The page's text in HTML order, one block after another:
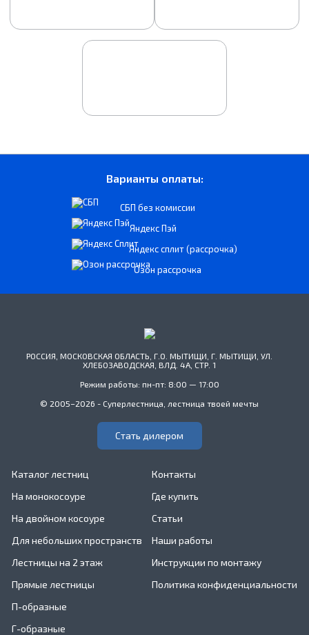
Варианты оплаты:
СБП без комиссии
Яндекс Пэй
Яндекс сплит (рассрочка)
Озон рассрочка
РОССИЯ, МОСКОВСКАЯ ОБЛАСТЬ, Г.О. МЫТИЩИ, Г. МЫТИЩИ, УЛ.
ХЛЕБОЗАВОДСКАЯ, ВЛД. 4А, СТР. 1
Режим работы: пн-пт: 8:00 — 17:00
© 2005–2026 - Суперлестница, лестница твоей мечты
Стать дилером
Каталог лестниц
На монокосоуре
На двойном косоуре
Для небольших пространств
Лестницы на 2 этаж
Прямые лестницы
П-образные
Г-образные
Контакты
Где купить
Статьи
Наши работы
Инструкции по монтажу
Политика конфиденциальности